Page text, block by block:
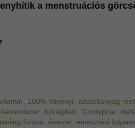
a menstruációs
, 100% növényi , adalékanyag
bélrendszer, bőrtápláló , Cordypine ,
fontos, élvezet, emésztési